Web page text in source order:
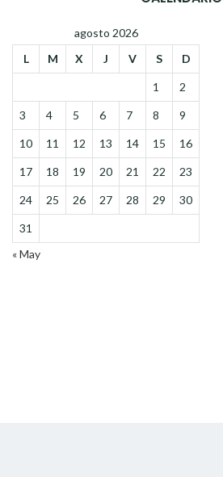
agosto 2026
L
M X J V S D
1 2
3 4 5 6 7 8 9
10 11 12 13 14 15 16
17 18 19 20 21 22 23
24 25 26 27 28 29 30
31
« May